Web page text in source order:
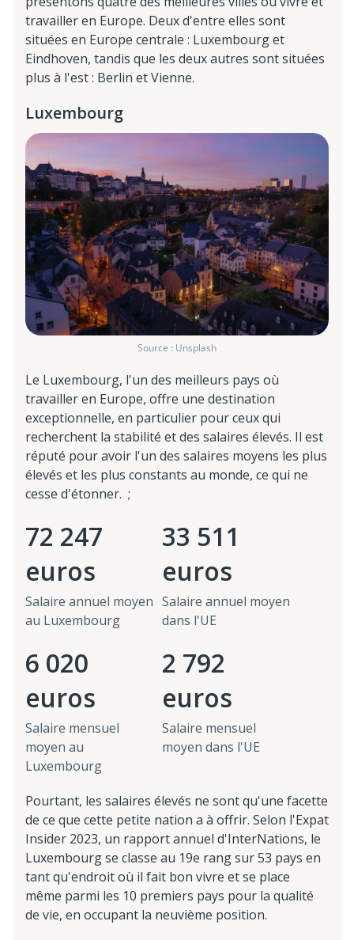
travailler en Europe. Deux d'entre elles sont
situées en Europe centrale : Luxembourg et
Eindhoven, tandis que les deux autres sont situées
plus à l'est : Berlin et Vienne.
Luxembourg
Source : Unsplash
Le Luxembourg, l'un des meilleurs pays où
travailler en Europe, offre une destination
exceptionnelle, en particulier pour ceux qui
recherchent la stabilité et des salaires élevés. Il est
réputé pour avoir l'un des salaires moyens les plus
élevés et les plus constants au monde, ce qui ne
cesse d'étonner. ;
72 247
euros
Salaire annuel moyen
au Luxembourg
33 511
euros
Salaire annuel moyen
dans l'UE
6 020
euros
Salaire mensuel
moyen au
Luxembourg
2 792
euros
Salaire mensuel
moyen dans l'UE
Pourtant, les salaires élevés ne sont qu'une facette
de ce que cette petite nation a à offrir. Selon l'Expat
Insider 2023, un rapport annuel d'InterNations, le
Luxembourg se classe au 19e rang sur 53 pays en
tant qu'endroit où il fait bon vivre et se place
même parmi les 10 premiers pays pour la qualité
de vie, en occupant la neuvième position.